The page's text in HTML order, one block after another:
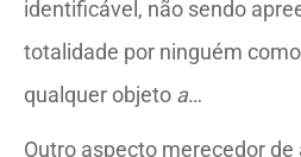
identificável, não sendo
totalidade por ninguém
qualquer objeto a…
Outro aspecto merecedor de